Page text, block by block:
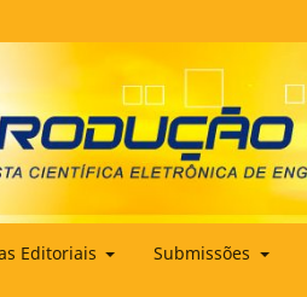
Editoriais Submissões